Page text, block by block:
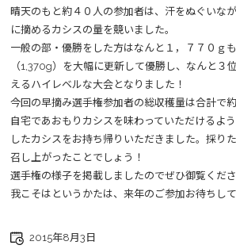
晴天のもと約４０人の参加者は、汗をぬぐいな
に摘めるカシスの量を競いました。
一般の部・優勝をした方はなんと１，７７０ｇ
（1,370g）を大幅に更新して優勝し、なんと３
えるハイレベルな大会となりました！
今回の早摘み選手権参加者の総収穫量は合計で
自宅であおもりカシスを味わっていただけるよ
したカシスをお持ち帰りいただきました。採り
召し上がったことでしょう！
選手権の様子を掲載しましたのでぜひ御覧くださ
我こそはというかたは、来年のご参加お待ちして
2015年8月3日